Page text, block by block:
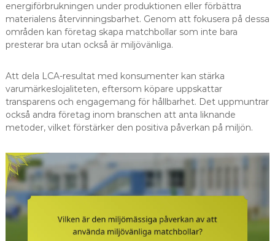
energiförbrukningen under produktionen eller förbättra
materialens återvinningsbarhet. Genom att fokusera på dessa
områden kan företag skapa matchbollar som inte bara
presterar bra utan också är miljövänliga.
Att dela LCA-resultat med konsumenter kan stärka
varumärkeslojaliteten, eftersom köpare uppskattar
transparens och engagemang för hållbarhet. Det uppmuntrar
också andra företag inom branschen att anta liknande
metoder, vilket förstärker den positiva påverkan på miljön.